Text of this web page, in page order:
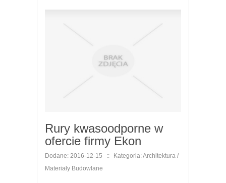
Rury kwasoodporne w
ofercie firmy Ekon
Dodane: 2016-12-15 ::
Kategoria: Architektura /
Materiały Budowlane